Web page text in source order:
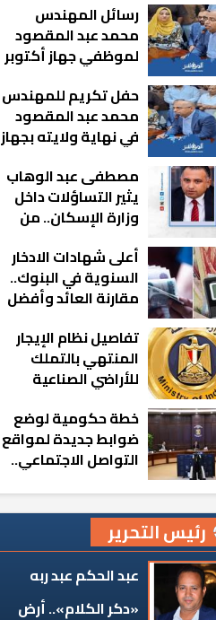
رسائل المهندس
محمد عبد المقصود
لموظفي جهاز أكتوبر
مشيت والمدينة
رجعت للخلف»
حفل تكريم للمهندس
محمد عبد المقصود
في نهاية ولايته بجهاز
مصطفى عبد الوهاب
يثير التساؤلات داخل
وزارة الإسكان.. من
المناصب؟
أعلى شهادات الادخار
السنوية في البنوك..
مقارنة العائد وأفضل
تفاصيل نظام الإيجار
المنتهي بالتملك
للأراضي الصناعية
خطة حكومية لوضع
ضوابط جديدة لمواقع
التواصل الاجتماعي..
رئيس التحرير
عبد الحكم عبد ربه
«دكر الكلام».. أرض